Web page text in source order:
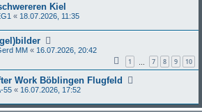
Kiel
« 18.07.2026, 11:35
MM « 16.07.2026, 20:42
1 7 8 9 10
Work Böblingen Flugfeld
55 « 16.07.2026, 17:52